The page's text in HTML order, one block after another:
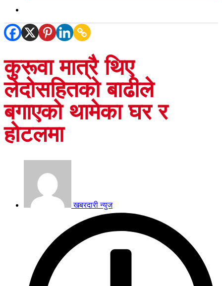
कुरूवा मात्रै थिए
लेदोसहितको बाढीले
बगाएको थामेका घर र
होटलमा
खबरदारी न्युज